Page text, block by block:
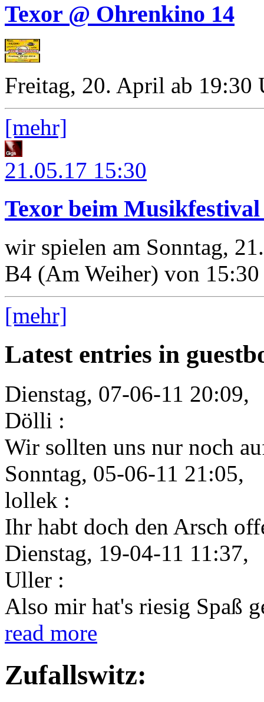
Texor @ Ohrenkino 14
Freitag, 20. April ab
[mehr]
21.05.17 15:30
Texor beim
wir spielen am Sonntag,
B4 (Am Weiher) von
[mehr]
Latest entries in
Dienstag, 07-06-11 20:09,
Dölli :
Wir sollten uns nur noch
Sonntag, 05-06-11 21:05,
lollek :
Ihr habt doch den Arsch
Dienstag, 19-04-11 11:37,
Uller :
Also mir hat's riesig Spaß
read more
Zufallswitz: